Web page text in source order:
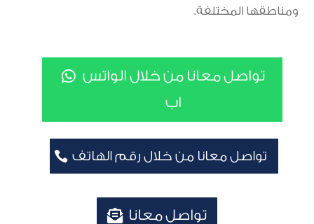
ومناطقها المختلفة.
تواصل معانا من خلال الواتس
اب
تواصل معانا من خلال رقم الهاتف
تواصل معانا